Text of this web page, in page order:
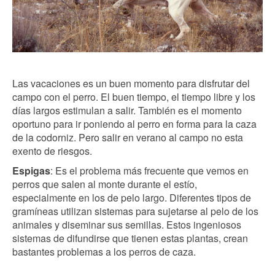
Las vacaciones es un buen momento para disfrutar del
campo con el perro. El buen tiempo, el tiempo libre y los
días largos estimulan a salir. También es el momento
oportuno para ir poniendo al perro en forma para la caza
de la codorniz. Pero salir en verano al campo no esta
exento de riesgos.
Espigas: Es el problema más frecuente que vemos en
perros que salen al monte durante el estío,
especialmente en los de pelo largo. Diferentes tipos de
gramíneas utilizan sistemas para sujetarse al pelo de los
animales y diseminar sus semillas. Estos ingeniosos
sistemas de difundirse que tienen estas plantas, crean
bastantes problemas a los perros de caza.